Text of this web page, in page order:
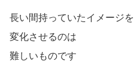
長い間持っていたイメージを
変化させるのは
難しいものです